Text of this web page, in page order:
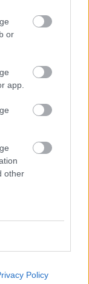
or
app.
other
Policy
in oro